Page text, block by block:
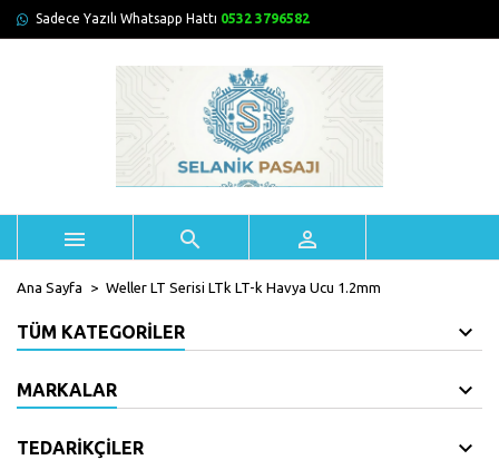
Sadece Yazılı Whatsapp Hattı 0532 3796582
  
Ana Sayfa Weller LT Serisi LTk LT-k Havya Ucu 1.2mm
TÜM KATEGORILER
MARKALAR
TEDARIKÇILER